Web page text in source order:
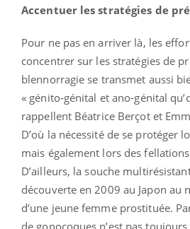
Accentuer les stratégies de
Pour ne pas en arriver là, les
concentrer sur les stratégies de
blennorragie se transmet aussi
« génito-génital et ano-génital
rappellent Béatrice Berçot et
D’où la nécessité de se protéger
mais également lors des
D’ailleurs, la souche
découverte en 2009 au Japon au
d’une jeune femme prostituée.
de gonocoques n’est pas